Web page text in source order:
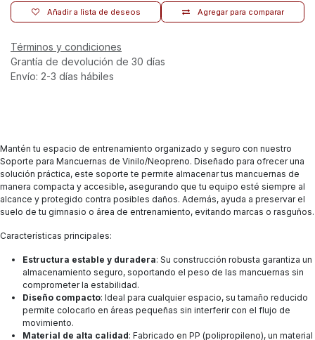
Agregar para comparar
Añadir a lista de deseos
Términos y condiciones
Grantía de devolución de 30 días
Envío: 2-3 días hábiles
Mantén tu espacio de entrenamiento organizado y seguro con nuestro
Soporte para Mancuernas de Vinilo/Neopreno. Diseñado para ofrecer una
solución práctica, este soporte te permite almacenar tus mancuernas de
manera compacta y accesible, asegurando que tu equipo esté siempre al
alcance y protegido contra posibles daños. Además, ayuda a preservar el
suelo de tu gimnasio o área de entrenamiento, evitando marcas o rasguños.
Características principales:
Estructura estable y duradera: Su construcción robusta garantiza un
almacenamiento seguro, soportando el peso de las mancuernas sin
comprometer la estabilidad.
Diseño compacto: Ideal para cualquier espacio, su tamaño reducido
permite colocarlo en áreas pequeñas sin interferir con el flujo de
movimiento.
Material de alta calidad: Fabricado en PP (polipropileno), un material